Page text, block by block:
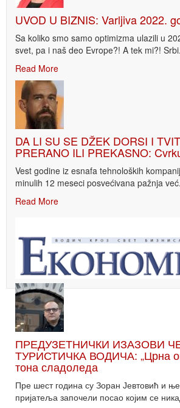
UVOD U BIZNIS: Varljiva 2022.
Sa koliko smo samo optimizma ulazili u
svet, pa i naš deo Evrope?! A tek mi?!
Read More
DA LI SU SE DŽEK DORSI I
PRERANO ILI PREKASNO:
Vest godine iz esnafa tehnoloških
minulih 12 meseci posvećivana pažnja
Read More
ПРЕДУЗЕТНИЧКИ ИЗАЗОВИ
ТУРИСТИЧКА ВОДИЧА: „Црна
тона сладоледа
Пре шест година су Зоран Јевтовић и
пријатеља започели посао којим се